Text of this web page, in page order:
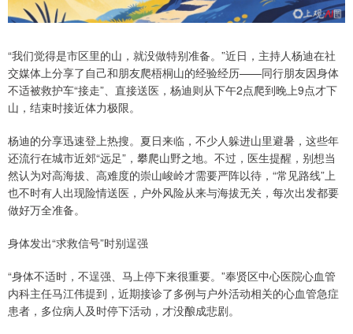
“我们觉得是市区里的山，就没做特别准备。”近日，主持人杨迪在社
交媒体上分享了自己和朋友爬梧桐山的经验经历——同行朋友因身体
不适被救护车“接走”、直接送医，杨迪则从下午2点爬到晚上9点才下
山，结束时接近体力极限。
杨迪的分享迅速登上热搜。夏日来临，不少人躲进山里避暑，这些年
还流行在城市近郊“远足”，攀爬山野之地。不过，医生提醒，别想当
然认为对高海拔、高难度的崇山峻岭才需要严阵以待，“常见路线”上
也不时有人出现险情送医，户外风险从来与海拔无关，每次出发都要
做好万全准备。
身体发出“求救信号”时别逞强
“身体不适时，不逞强、马上停下来很重要。”奉贤区中心医院心血管
内科主任马江伟提到，近期接诊了多例与户外活动相关的心血管急症
患者，多位病人及时停下活动，才没酿成悲剧。